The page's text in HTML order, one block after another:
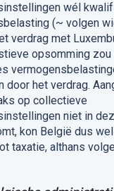
wél
(~ volgen
verdrag met
opsomming zou
door het verdrag.
op collectieve
niet in
kon België dus
taxatie, althans